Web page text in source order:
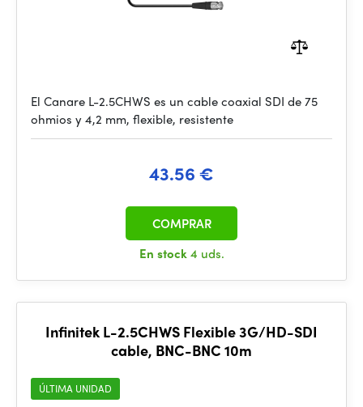
El Canare L-2.5CHWS es un cable coaxial SDI de 75
ohmios y 4,2 mm, flexible, resistente
43.56 €
En stock4 uds.
COMPRAR
Infinitek L-2.5CHWS Flexible 3G/HD-SDI
cable, BNC-BNC 10m
ÚLTIMA UNIDAD